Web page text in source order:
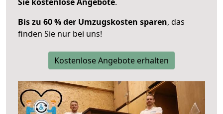
Bis zu 60 % der Umzugskosten sparen, das
finden Sie nur bei uns!
Kostenlose Angebote erhalten